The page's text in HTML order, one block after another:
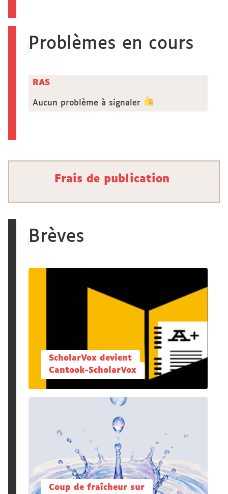
Problèmes en cours
RAS
Aucun problème à signaler
Frais de publication
Brèves
ScholarVox devient
Cantook-ScholarVox
Coup de fraîcheur sur